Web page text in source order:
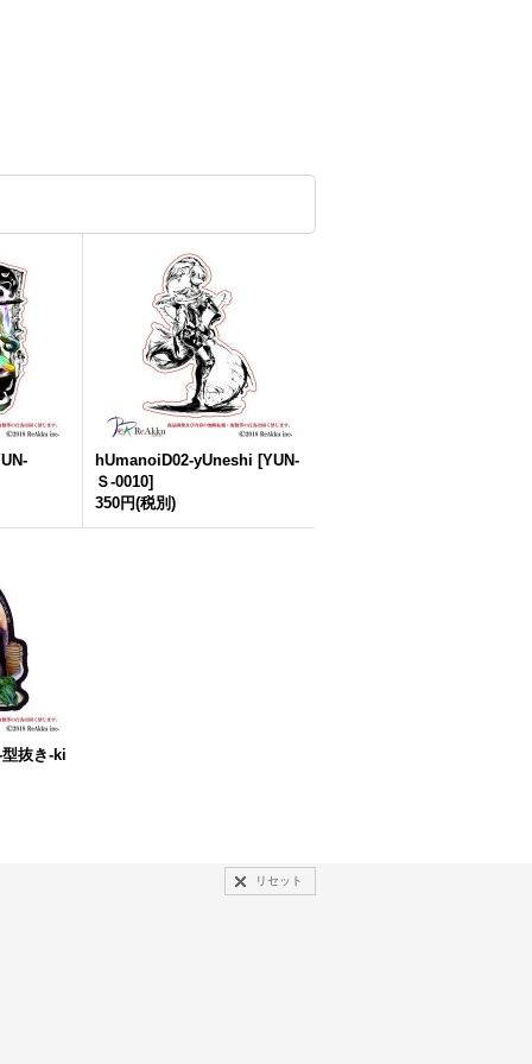
hUmanoiD02-yUneshi [YUN-
Ｓ-0010]
350円(税別)
抜き-ki
リセット